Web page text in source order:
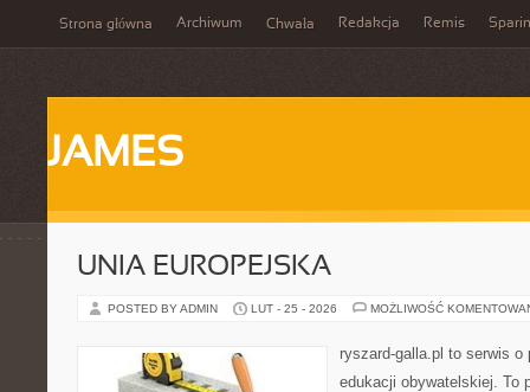
Strona główna Archiwum Chwała Redakcja Remis
JAMES
UNIA EUROPEJSKA
POSTED BY ADMIN LUT - 25 - 2026 MOŻLIWOŚĆ
ryszard-galla.pl to serwis
edukacji obywatelskiej. To